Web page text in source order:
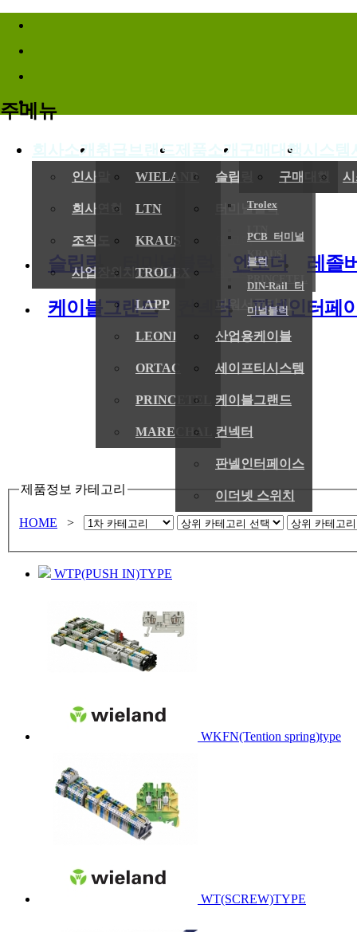
바로가기메뉴
주메뉴
회사소개
인사말
회사연혁
조직도
사업장위치/연락처
취급브랜드
WIELAND
LTN
KRAUS
TROLEX
LAPP
LEONI
ORTAC
PRINCETEL
MARECHAL
제품소개
슬립링
Trolex
KRAUS
PRINCETEL
터미널블럭
PCB 터미널
블럭
DIN-Rail 터
미널블럭
엔코더
레졸버
파워서플라이
산업용케이블
세이프티시스템
케이블그랜드
컨넥터
판넬인터페이스
이더넷 스위치
구매대행
구매대행
(
전기,기
슬립링 터미널블럭 엔코더 레졸
케이블그랜드 컨넥터 판넬인터페
제품정보 카테고리
HOME >
WTP(PUSH IN)TYPE
WKFN(Tention spring)type
WT(SCREW)TYPE